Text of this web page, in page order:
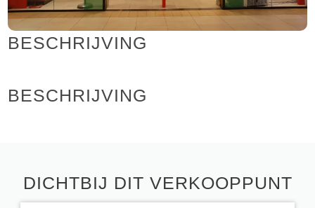
BESCHRIJVING
BESCHRIJVING
DICHTBIJ DIT VERKOOPPUNT